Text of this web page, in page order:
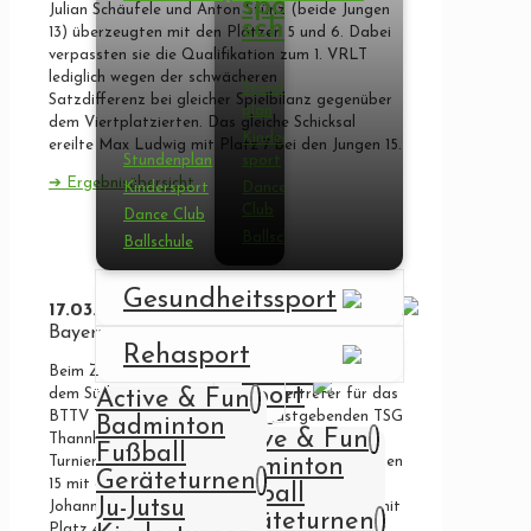
sport­
schule
Stunden­
plan
Kinder­
sport
Dance
Club
Gesundheits­
sport
Reha­
sport
Active & Fun
Badminton
Fußball
Geräteturnen
Stunden­plan
Kinder­sport
Dance Club
Ball­schule
Gesundheits­sport
Reha­sport
Active & Fun
Badminton
Fußball
Geräteturnen
Ju-Jutsu
Julian Schäufele und Anton Stünz (beide Jungen
13) überzeugten mit den Plätzen 5 und 6. Dabei
verpassten sie die Qualifikation zum 1. VRLT
lediglich wegen der schwächeren
Satzdifferenz bei gleicher Spielbilanz gegenüber
dem Viertplatzierten. Das gleiche Schicksal
ereilte Max Ludwig mit Platz 7 bei den Jungen 15.
➔ Ergebnisübersicht
17.03.2024 1. Verbandsranglistenturnier
Bayern Süd Jugend 19/15/13
Beim Zusammenkommen der Nachwuchselite aus
dem Süden Bayerns wurden die Vertreter für das
BTTV Top 10 gesucht. Bei der gastgebenden TSG
Thannhausen entwickelte sich ein langer
Turniertag den Julia Bergemann bei den Mädchen
15 mit einem exzellenten 3. Platz abschloss.
Johanna verbesserte sich bei den Mädchen 19 mit